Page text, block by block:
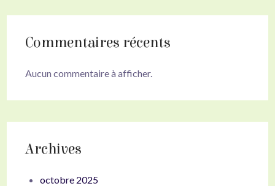
Commentaires récents
Aucun commentaire à afficher.
Archives
octobre 2025